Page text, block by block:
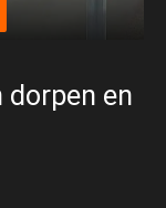
dorpen en